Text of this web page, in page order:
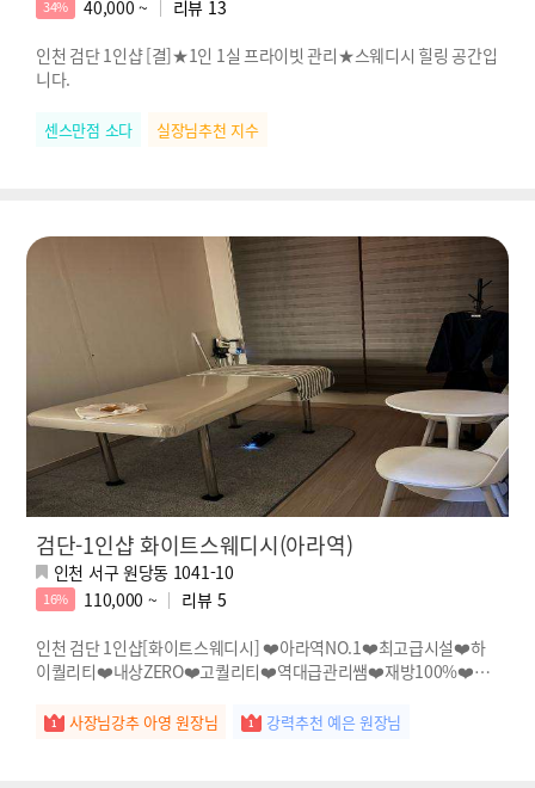
34% 40,000 ~ 리뷰 13
인천 검단 1인샵 [결]★1인 1실 프라이빗 관리★스웨디시 힐링 공간입
니다.
센스만점 소다 실장님추천 지수
검단-1인샵 화이트스웨디시(아라역)
인천 서구 원당동 1041-10
16% 110,000 ~ 리뷰 5
인천 검단 1인샵[화이트스웨디시] ❤️아라역NO.1❤️최고급시설❤️하
이퀄리티❤️내상ZERO❤️고퀄리티❤️역대급관리쌤❤️재방100%❤️이
사장님강추 아영 원장님 강력추천 예은 원장님